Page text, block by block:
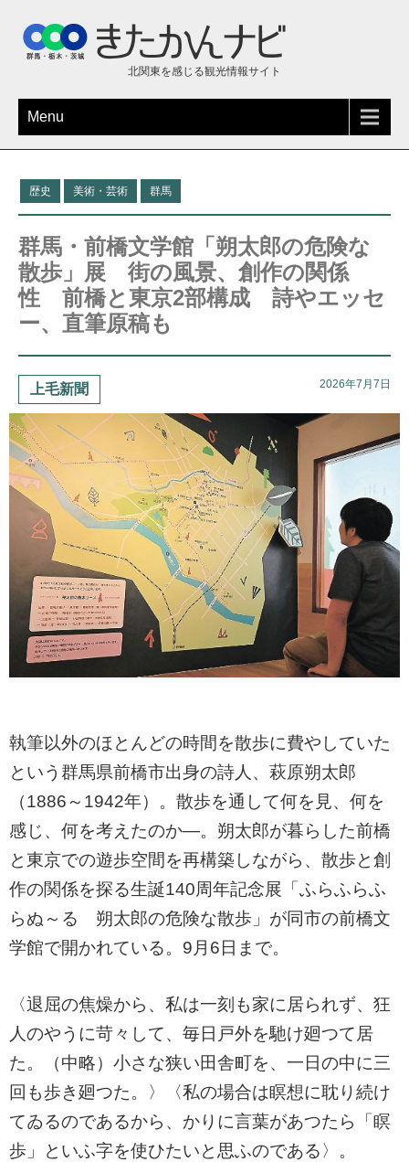
北関東を感じる観光情報サイト
Menu
歴史 美術・芸術 群馬
群馬・前橋文学館「朔太郎の危険な
散歩」展 街の風景、創作の関係
性 前橋と東京2部構成 詩やエッセ
ー、直筆原稿も
上毛新聞 2026年7月7日
執筆以外のほとんどの時間を散歩に費やしていた
という群馬県前橋市出身の詩人、萩原朔太郎
（1886～1942年）。散歩を通して何を見、何を
感じ、何を考えたのか―。朔太郎が暮らした前橋
と東京での遊歩空間を再構築しながら、散歩と創
作の関係を探る生誕140周年記念展「ふらふらふ
らぬ～る 朔太郎の危険な散歩」が同市の前橋文
学館で開かれている。9月6日まで。
〈退屈の焦燥から、私は一刻も家に居られず、狂
人のやうに苛々して、毎日戸外を馳け廻つて居
た。（中略）小さな狭い田舎町を、一日の中に三
回も歩き廻つた。〉〈私の場合は瞑想に耽り続け
てゐるのであるから、かりに言葉があつたら「瞑
歩」といふ字を使ひたいと思ふのである〉。